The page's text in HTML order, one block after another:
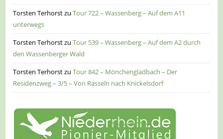
Torsten TerhorstzuTour 722 – Wassenberg – Auf dem A11
unterwegs
Torsten TerhorstzuTour 539 – Wassenberg – Auf dem A2 durch
den Wassenberger Wald
Torsten TerhorstzuTour 842 – Mönchengladbach – Der
Residenzweg – 3/5 – Von Rasseln nach Knickelsdorf